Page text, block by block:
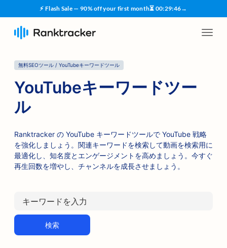
⚡ Flash Sale — 90% off your first month⏳ 00:29:46→
無料SEOツール / YouTubeキーワードツール
YouTubeキーワードツー
ル
Ranktracker の YouTube キーワードツールで YouTube 戦略
を強化しましょう。関連キーワードを検索して動画を検索用に
最適化し、知名度とエンゲージメントを高めましょう。今すぐ
再生回数を増やし、チャンネルを成長させましょう。
検索